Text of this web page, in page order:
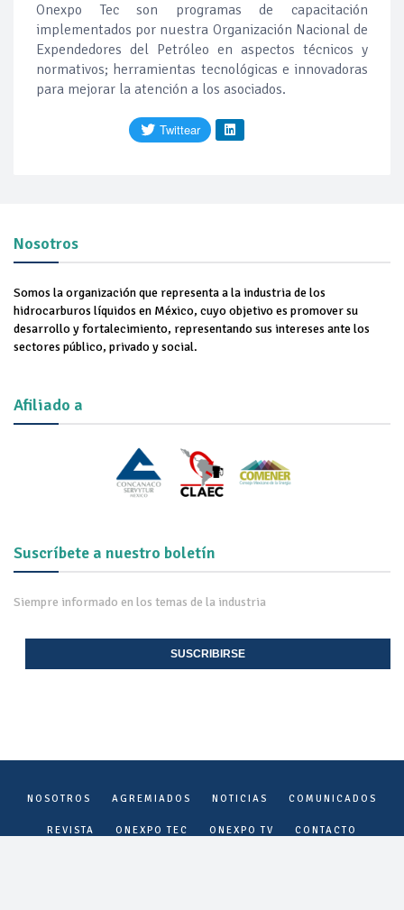
Onexpo Tec son programas de capacitación
implementados por nuestra Organización Nacional de
Expendedores del Petróleo en aspectos técnicos y
normativos; herramientas tecnológicas e innovadoras
para mejorar la atención a los asociados.
Nosotros
Somos la organización que representa a la industria de los
hidrocarburos líquidos en México, cuyo objetivo es promover su
desarrollo y fortalecimiento, representando sus intereses ante los
sectores público, privado y social.
Afiliado a
Suscríbete a nuestro boletín
Siempre informado en los temas de la industria
SUSCRIBIRSE
NOSOTROS AGREMIADOS NOTICIAS COMUNICADOS
REVISTA ONEXPO TEC ONEXPO TV CONTACTO